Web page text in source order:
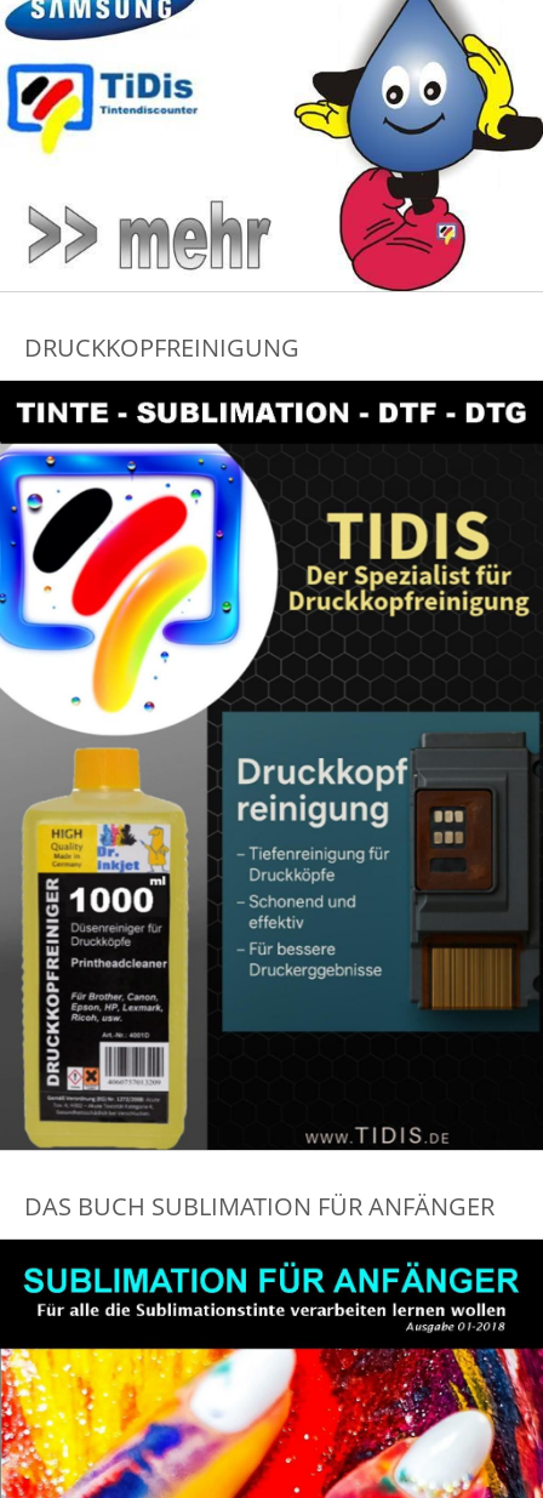
DRUCKKOPFREINIGUNG
DAS BUCH SUBLIMATION FÜR ANFÄNGER